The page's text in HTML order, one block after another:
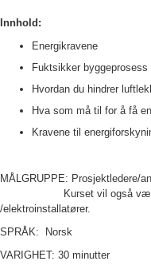
Innhold:
Energikravene
Fuktsikker byggeprosess
Hvordan du hindrer
Hva som må til for å få
Kravene til
MÅLGRUPPE: Prosjektledere/
Kurset vil også være nyttig
/elektroinstallatører.
SPRÅK:
Norsk
VARIGHET: 30 minutter